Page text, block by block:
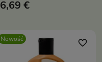
w 15 minut pomaga przywrócić
6,69 €
Nowość favorite_border